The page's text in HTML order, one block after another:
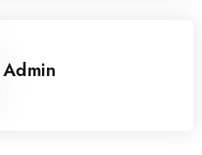
Admin